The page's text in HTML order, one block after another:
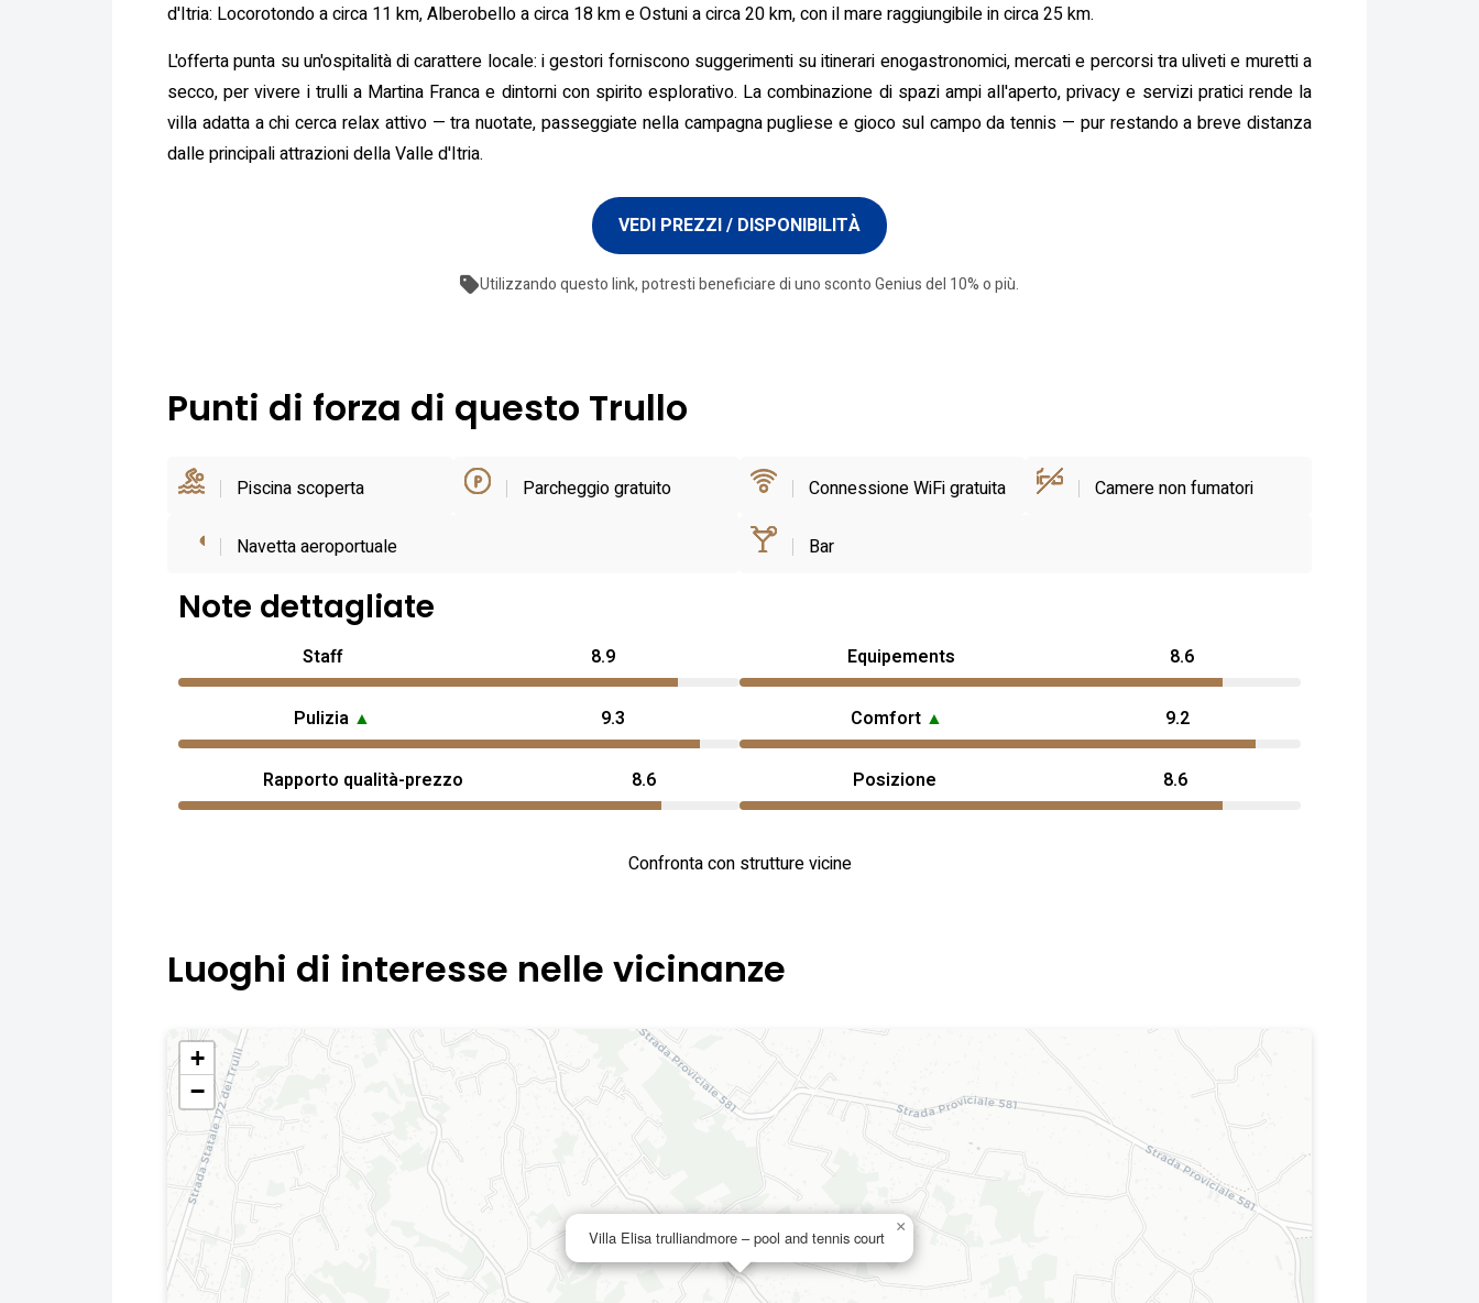
d'Itria: Locorotondo a circa 11 km, Alberobello a circa 18 km e Ostuni a circa 20 km, con il mare raggiungibile in circa 25 km.
L'offerta punta su un'ospitalità di carattere locale: i gestori forniscono suggerimenti su itinerari enogastronomici, mercati e percorsi tra uliveti e muretti a
secco, per vivere i trulli a Martina Franca e dintorni con spirito esplorativo. La combinazione di spazi ampi all'aperto, privacy e servizi pratici rende la
villa adatta a chi cerca relax attivo — tra nuotate, passeggiate nella campagna pugliese e gioco sul campo da tennis — pur restando a breve distanza
dalle principali attrazioni della Valle d'Itria.
VEDI PREZZI / DISPONIBILITÀ
Utilizzando questo link, potresti beneficiare di uno sconto Genius del 10% o più.
Punti di forza di questo Trullo
Piscina scoperta Parcheggio gratuito Connessione WiFi gratuita Camere non fumatori
Navetta aeroportuale Bar
Note dettagliate
Staff 8.9 Equipements 8.6
Pulizia ▲ 9.3 Comfort ▲ 9.2
Rapporto qualità-prezzo 8.6 Posizione 8.6
Confronta con strutture vicine
Luoghi di interesse nelle vicinanze
Villa Elisa trulliandmore – pool and tennis court
×
+
−